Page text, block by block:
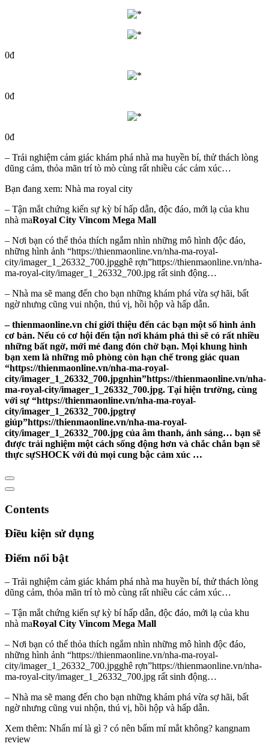
0đ
0đ
0đ
– Trải nghiệm cảm giác khám phá nhà ma huyền bí, thử thách lòng
dũng cảm, thỏa mãn trí tò mò cùng rất nhiều các cảm xúc…
Bạn đang xem: Nhà ma royal city
– Tận mắt chứng kiến sự kỳ bí hấp dẫn, độc đáo, mới lạ của khu
nhà maRoyal City Vincom Mega Mall
– Nơi bạn có thể thỏa thích ngắm nhìn những mô hình độc đáo,
những hình ảnh “https://thienmaonline.vn/nha-ma-royal-
city/imager_1_26332_700.jpgghê rợn”https://thienmaonline.vn/nha-
ma-royal-city/imager_1_26332_700.jpg rất sinh động…
– Nhà ma sẽ mang đến cho bạn những khám phá vừa sợ hãi, bất
ngờ nhưng cũng vui nhộn, thú vị, hồi hộp và hấp dẫn.
– thienmaonline.vn chỉ giới thiệu đến các bạn một số hình ảnh
cơ bản. Nếu có cơ hội đến tận nơi khám phá thì sẽ có rất nhiều
những bất ngờ, mới mẻ đang đón chờ bạn. Mọi khung hình
bạn xem là những mô phòng còn hạn chế trong giác quan
“https://thienmaonline.vn/nha-ma-royal-
city/imager_1_26332_700.jpgnhìn”https://thienmaonline.vn/nha-
ma-royal-city/imager_1_26332_700.jpg. Tại hiện trường, cùng
với sự “https://thienmaonline.vn/nha-ma-royal-
city/imager_1_26332_700.jpgtrợ
giúp”https://thienmaonline.vn/nha-ma-royal-
city/imager_1_26332_700.jpg của âm thanh, ánh sáng… bạn sẽ
được trải nghiệm một cách sống động hơn và chắc chắn bạn sẽ
thực sựSHOCK với đủ mọi cung bậc cảm xúc …
Contents
Điều kiện sử dụng
Điểm nổi bật
– Trải nghiệm cảm giác khám phá nhà ma huyền bí, thử thách lòng
dũng cảm, thỏa mãn trí tò mò cùng rất nhiều các cảm xúc…
– Tận mắt chứng kiến sự kỳ bí hấp dẫn, độc đáo, mới lạ của khu
nhà maRoyal City Vincom Mega Mall
– Nơi bạn có thể thỏa thích ngắm nhìn những mô hình độc đáo,
những hình ảnh “https://thienmaonline.vn/nha-ma-royal-
city/imager_1_26332_700.jpgghê rợn”https://thienmaonline.vn/nha-
ma-royal-city/imager_1_26332_700.jpg rất sinh động…
– Nhà ma sẽ mang đến cho bạn những khám phá vừa sợ hãi, bất
ngờ nhưng cũng vui nhộn, thú vị, hồi hộp và hấp dẫn.
Xem thêm: Nhấn mí là gì ? có nên bấm mí mắt không? kangnam
review